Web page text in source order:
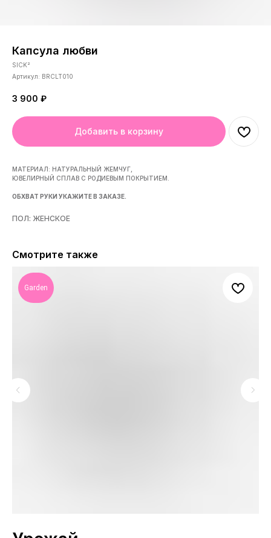
Капсула любви
SICK²
Артикул: BRCLT010
3 900 ₽
Добавить в корзину
МАТЕРИАЛ: НАТУРАЛЬНЫЙ ЖЕМЧУГ,
ЮВЕЛИРНЫЙ СПЛАВ С РОДИЕВЫМ ПОКРЫТИЕМ.
ОБХВАТ РУКИ УКАЖИТЕ В ЗАКАЗЕ.
ПОЛ: ЖЕНСКОЕ
Смотрите также
Garden